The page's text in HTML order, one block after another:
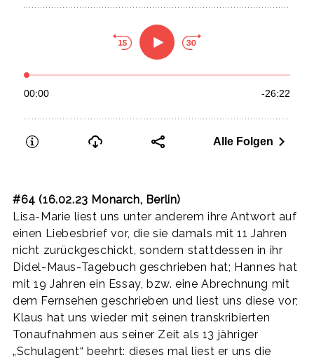
#64 (16.02.23 Monarch, Berlin)
Lisa-Marie liest uns unter anderem ihre Antwort auf
einen Liebesbrief vor, die sie damals mit 11 Jahren
nicht zurückgeschickt, sondern stattdessen in ihr
Didel-Maus-Tagebuch geschrieben hat; Hannes hat
mit 19 Jahren ein Essay, bzw. eine Abrechnung mit
dem Fernsehen geschrieben und liest uns diese vor;
Klaus hat uns wieder mit seinen transkribierten
Tonaufnahmen aus seiner Zeit als 13 jähriger
„Schulagent“ beehrt: dieses mal liest er uns die